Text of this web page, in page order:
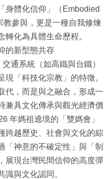
身體化信仰」（Embodied
參與，更是一種自我修煉
化為具體生命歷程。
的新型態共存
通系統（如高鐵與台鐵）
現「科技化宗教」的特徵。
代，而是與之融合，形成一
兼具文化傳承與觀光經濟價
年媽祖遶境的「雙媽會」
跨越歷史、社會與文化的綜
「神意的不確定性」與「制
展現台灣民間信仰的高度彈
識與文化認同。